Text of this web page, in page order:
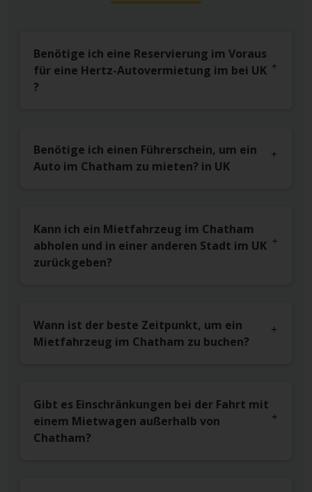
Benötige ich eine Reservierung im Voraus
für eine Hertz-Autovermietung im bei UK
?
Benötige ich einen Führerschein, um ein
Auto im Chatham zu mieten? in UK
Kann ich ein Mietfahrzeug im Chatham
abholen und in einer anderen Stadt im UK
zurückgeben?
Wann ist der beste Zeitpunkt, um ein
Mietfahrzeug im Chatham zu buchen?
Gibt es Einschränkungen bei der Fahrt mit
einem Mietwagen außerhalb von
Chatham?